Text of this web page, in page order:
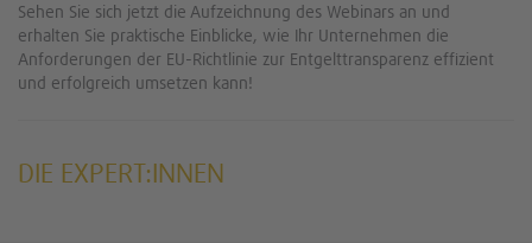
Sehen Sie sich jetzt die Aufzeichnung des Webinars an und
erhalten Sie praktische Einblicke, wie Ihr Unternehmen die
Anforderungen der EU-Richtlinie zur Entgelttransparenz effizient
und erfolgreich umsetzen kann!
DIE EXPERT:INNEN